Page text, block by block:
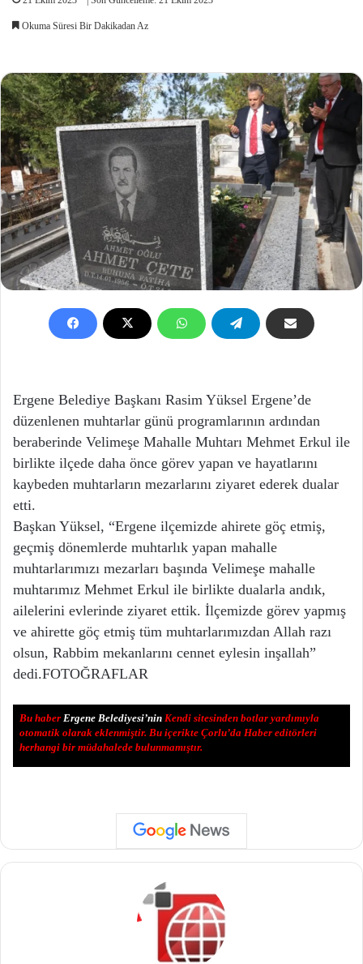
Okuma Süresi Bir Dakikadan Az
Ergene Belediye Başkanı Rasim Yüksel Ergene’de
düzenlenen muhtarlar günü programlarının ardından
beraberinde Velimeşe Mahalle Muhtarı Mehmet Erkul ile
birlikte ilçede daha önce görev yapan ve hayatlarını
kaybeden muhtarların mezarlarını ziyaret ederek dualar
etti.
Başkan Yüksel, “Ergene ilçemizde ahirete göç etmiş,
geçmiş dönemlerde muhtarlık yapan mahalle
muhtarlarımızı mezarları başında Velimeşe mahalle
muhtarımız Mehmet Erkul ile birlikte dualarla andık,
ailelerini evlerinde ziyaret ettik. İlçemizde görev yapmış
ve ahirette göç etmiş tüm muhtarlarımızdan Allah razı
olsun, Rabbim mekanlarını cennet eylesin inşallah”
dedi.FOTOĞRAFLAR
Bu haberErgene Belediyesi’nin Kendi sitesinden botlar yardımıyla
otomatik olarak eklenmiştir. Bu içerikte Çorlu’da Haber editörleri
herhangi bir müdahalede bulunmamıştır.